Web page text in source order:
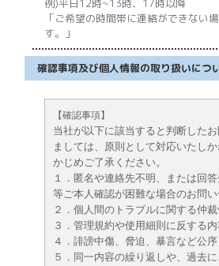
例)平日12時~13時、17時以降
「ご希望の時間帯に連絡ができない
す。」
確認事項及び個人情報の取り扱いにつ
【確認事項】
当社が以下に該当すると判断した
ましては、原則として対応いたし
かじめご了承ください。
１．匿名や連絡先不明、または回
等ご本人確認が困難な場合のお問
２．個人間のトラブルに関する仲
３．管理規約や使用細則に反する
４．誹謗中傷、脅迫、暴言など公
５．同一内容の繰り返しや、過去